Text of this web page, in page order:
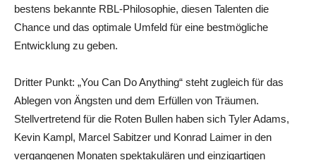
bestens bekannte RBL-Philosophie, diesen Talenten die
Chance und das optimale Umfeld für eine bestmögliche
Entwicklung zu geben.
Dritter Punkt: „You Can Do Anything“ steht zugleich für das
Ablegen von Ängsten und dem Erfüllen von Träumen.
Stellvertretend für die Roten Bullen haben sich Tyler Adams,
Kevin Kampl, Marcel Sabitzer und Konrad Laimer in den
vergangenen Monaten spektakulären und einzigartigen